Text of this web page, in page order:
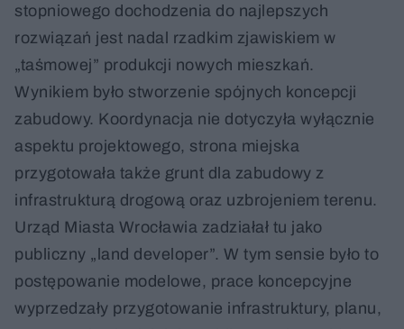
stopniowego dochodzenia do najlepszych
rozwiązań jest nadal rzadkim zjawiskiem w
„taśmowej” produkcji nowych mieszkań.
Wynikiem było stworzenie spójnych koncepcji
zabudowy. Koordynacja nie dotyczyła wyłącznie
aspektu projektowego, strona miejska
przygotowała także grunt dla zabudowy z
infrastrukturą drogową oraz uzbrojeniem terenu.
Urząd Miasta Wrocławia zadziałał tu jako
publiczny „land developer”. W tym sensie było to
postępowanie modelowe, prace koncepcyjne
wyprzedzały przygotowanie infrastruktury, planu,